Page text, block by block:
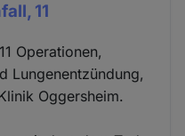
11
Operationen,
Lungenentzündung,
Oggersheim.